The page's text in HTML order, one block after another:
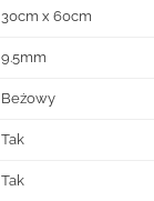
30cm x 60cm
9.5mm
Beżowy
Tak
Tak